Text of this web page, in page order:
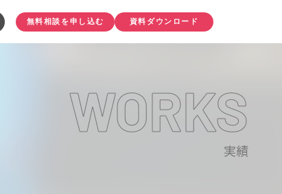
無料相談を申し込む 資料ダウンロード
WORKS
実績